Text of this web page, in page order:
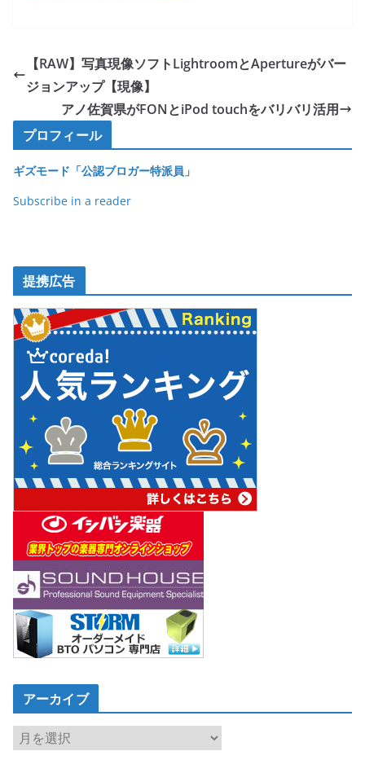
e
b
o
o
k
er et
【RAW】写真現像ソフトLightroomとApertureがバー
ジョンアップ【現像】
アノ佐賀県がFONとiPod touchをバリバリ活用
プロフィール
ギズモード「公認ブロガー特派員」
Subscribe in a reader
提携広告
アーカイブ
ア
ー